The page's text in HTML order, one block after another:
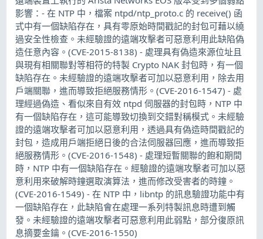
影響：- 在 NTP 中，檔案 ntpd/ntp_proto.c 的 receive() 函
式中有一個缺陷存在，具有零原始時間戳記的封包可藉以繞
過安全性檢查。未經驗證的遠端攻擊者可惡意利用此缺陷偽
造任意內容。(CVE-2015-8138) - 處理具有偽造來源位址且
與現有相關聯對等相符的特製 Crypto NAK 封包時，有一個
缺陷存在。未經驗證的遠端攻擊者可加以惡意利用，除去用
戶端關聯，進而導致拒絕服務情形。(CVE-2016-1547) - 處
理經過偽造、看似來自有效 ntpd 伺服器的封包時，NTP 中
有一個缺陷存在，這可能導致切換到交錯對稱模式。未經驗
證的遠端攻擊者可加以惡意利用，透過具有偽造時間戳記的
封包，造成用戶端拒絕日後的合法伺服器回應，進而導致拒
絕服務情形。(CVE-2016-1548) - 處理短暫關聯的飽和期間
時，NTP 中有一個缺陷存在。經驗證的遠端攻擊者可加以惡
意利用來破解時鐘選取演算法，進而修改受害者的時鐘。
(CVE-2016-1549) - 在 NTP 中，libntp 的訊息驗證功能中有
一個缺陷存在，此缺陷會在處理一系列特製訊息時遭到觸
發。未經驗證的遠端攻擊者可惡意利用此弱點，部分復原訊
息摘要金鑰。(CVE-2016-1550)